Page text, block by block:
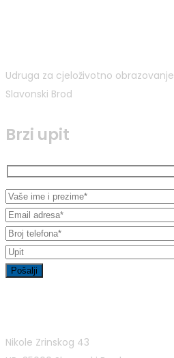
Udruga za cjeloživotno obrazovanje
Slavonski Brod
Brzi upit
Nikole Zrinskog 43